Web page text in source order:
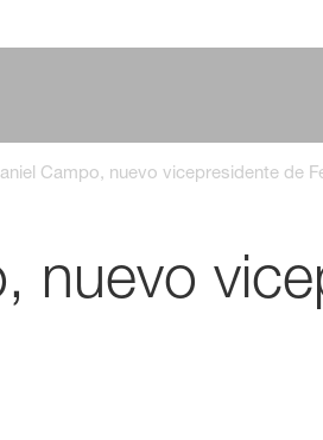
Campo, nuevo vicepresidente de
nuevo